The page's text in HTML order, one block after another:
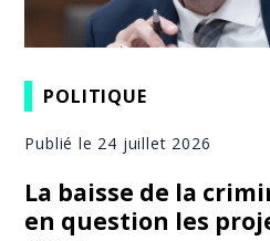
POLITIQUE
Publié le 24 juillet 2026
La baisse de la
en question les